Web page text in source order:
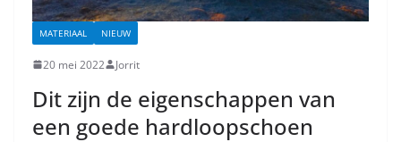
MATERIAAL NIEUW
20 mei 2022 Jorrit
Dit zijn de eigenschappen van
een goede hardloopschoen